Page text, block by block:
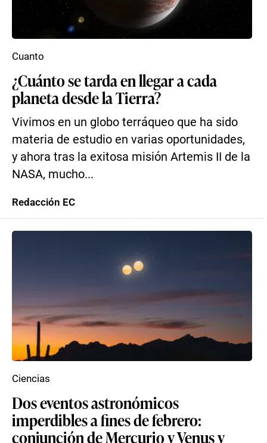
¿Cuánto se tarda en llegar a cada
planeta desde la Tierra?
Vivimos en un globo terráqueo que ha sido
materia de estudio en varias oportunidades,
y ahora tras la exitosa misión Artemis II de la
NASA, mucho...
Cuanto
Redacción EC
Dos eventos astronómicos
imperdibles a fines de febrero:
conjunción de Mercurio y Venus y
Ciencias